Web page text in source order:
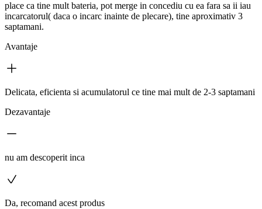
place ca tine mult bateria, pot merge in concediu cu ea fara sa ii iau
incarcatorul( daca o incarc inainte de plecare), tine aproximativ 3
saptamani.
Avantaje
Delicata, eficienta si acumulatorul ce tine mai mult de 2-3 saptamani
Dezavantaje
nu am descoperit inca
Da, recomand acest produs